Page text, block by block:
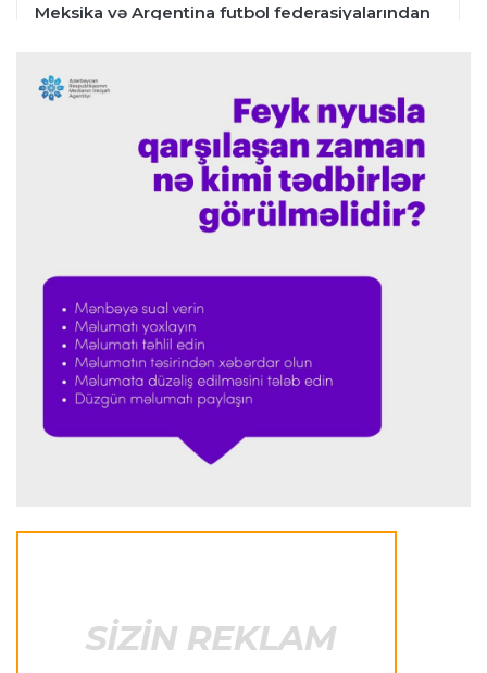
Meksika və Argentina futbol federasiyalarından
"Formula 1" pilotlarının 2026-cı il reytinqi
qatdı
Formula-1 23:29 07.08.2026
"Antonellinin potensialına heç vaxt şübhə
"Onun istedadı uşaq yaşlarından bəlli idi"